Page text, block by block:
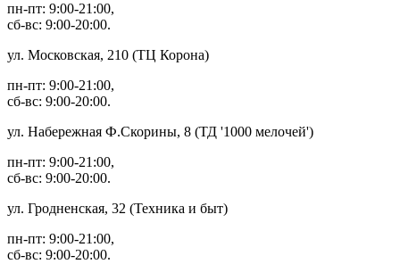
пн-пт: 9:00-21:00,
сб-вс: 9:00-20:00.
ул. Московская, 210 (ТЦ Корона)
пн-пт: 9:00-21:00,
сб-вс: 9:00-20:00.
ул. Набережная Ф.Скорины, 8 (ТД '1000 мелочей')
пн-пт: 9:00-21:00,
сб-вс: 9:00-20:00.
ул. Гродненская, 32 (Техника и быт)
пн-пт: 9:00-21:00,
сб-вс: 9:00-20:00.